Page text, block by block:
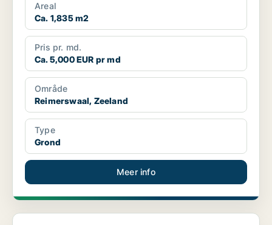
Areal
Ca. 1,835 m2
Pris pr. md.
Ca. 5,000 EUR pr md
Område
Reimerswaal, Zeeland
Type
Grond
Meer info
Commercial property in Schouwen-Duiveland, Zeeland